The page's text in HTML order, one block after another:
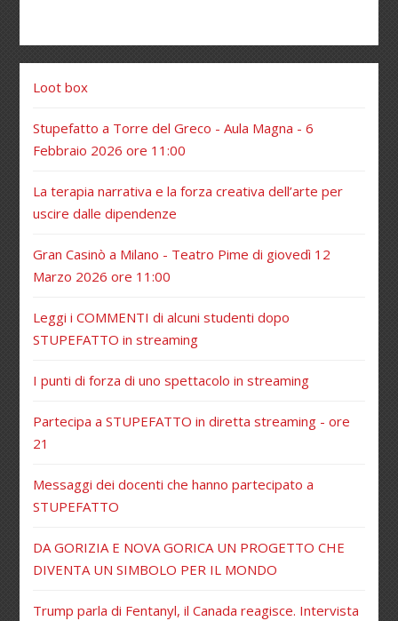
Loot box
Stupefatto a Torre del Greco - Aula Magna - 6
Febbraio 2026 ore 11:00
La terapia narrativa e la forza creativa dell’arte per
uscire dalle dipendenze
Gran Casinò a Milano - Teatro Pime di giovedì 12
Marzo 2026 ore 11:00
Leggi i COMMENTI di alcuni studenti dopo
STUPEFATTO in streaming
I punti di forza di uno spettacolo in streaming
Partecipa a STUPEFATTO in diretta streaming - ore
21
Messaggi dei docenti che hanno partecipato a
STUPEFATTO
DA GORIZIA E NOVA GORICA UN PROGETTO CHE
DIVENTA UN SIMBOLO PER IL MONDO
Trump parla di Fentanyl, il Canada reagisce. Intervista